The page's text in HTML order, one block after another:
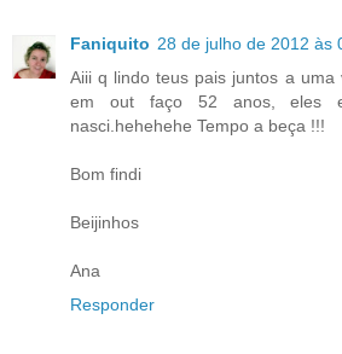
Faniquito 28 de julho de 2012 às
Aiii q lindo teus pais juntos a uma
em out faço 52 anos, eles
nasci.hehehehe Tempo a beça !!!
Bom findi
Beijinhos
Ana
Responder